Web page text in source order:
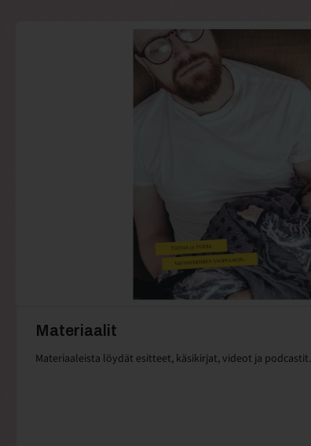
Materiaalit
Materiaaleista löydät esitteet, käsikirjat, videot ja podcastit.